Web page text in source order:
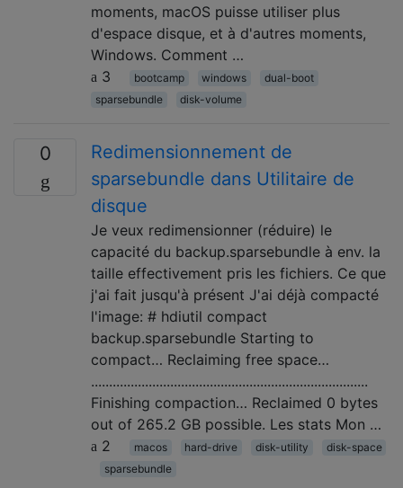
moments, macOS puisse utiliser plus
d'espace disque, et à d'autres moments,
Windows. Comment …
3
bootcamp windows
dual-boot
sparsebundle
disk-volume
0
Redimensionnement de
sparsebundle dans Utilitaire de
disque
Je veux redimensionner (réduire) le
capacité du backup.sparsebundle à env. la
taille effectivement pris les fichiers. Ce que
j'ai fait jusqu'à présent J'ai déjà compacté
l'image: # hdiutil compact
backup.sparsebundle Starting to
compact… Reclaiming free space…
.............................................................................
Finishing compaction… Reclaimed 0 bytes
out of 265.2 GB possible. Les stats Mon …
2
macos hard-drive disk-utility
disk-space
sparsebundle